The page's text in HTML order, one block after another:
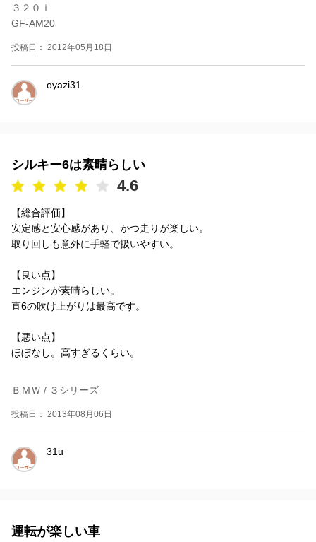
３２０ｉ
GF-AM20
投稿日： 2012年05月18日
oyazi31
シルキー6は素晴らしい
4.6
【総合評価】
安定感と安心感があり、かつ走りが楽しい。
取り回しも意外に手軽で扱いやすい。
【良い点】
エンジンが素晴らしい。
直6の吹け上がりは最高です。
【悪い点】
ほぼなし。高すぎるくらい。
ＢＭＷ / ３シリーズ
投稿日： 2013年08月06日
31u
運転が楽しい車